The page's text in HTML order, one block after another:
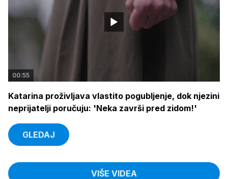
00:55
Katarina proživljava vlastito pogubljenje, dok njezini
neprijatelji poručuju: 'Neka završi pred zidom!'
GLEDAJ
VIŠE VIDEA